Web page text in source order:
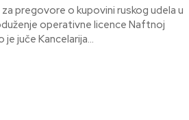
pregovore o kupovini ruskog udela u
operativne licence Naftnoj
što je juče Kancelarija...